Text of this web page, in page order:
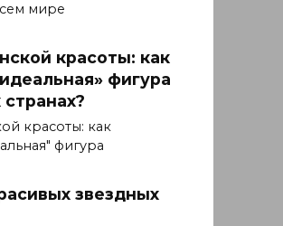
мире
красоты: как
фигура
странах?
красоты: как
фигура
звездных